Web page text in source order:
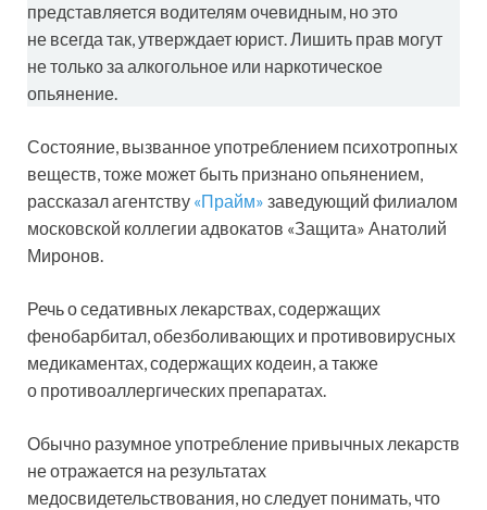
представляется водителям очевидным, но это
не всегда так, утверждает юрист. Лишить прав могут
не только за алкогольное или наркотическое
опьянение.
Состояние, вызванное употреблением психотропных
веществ, тоже может быть признано опьянением,
рассказал агентству «Прайм» заведующий филиалом
московской коллегии адвокатов «Защита» Анатолий
Миронов.
Речь о седативных лекарствах, содержащих
фенобарбитал, обезболивающих и противовирусных
медикаментах, содержащих кодеин, а также
о противоаллергических препаратах.
Обычно разумное употребление привычных лекарств
не отражается на результатах
медосвидетельствования, но следует понимать, что